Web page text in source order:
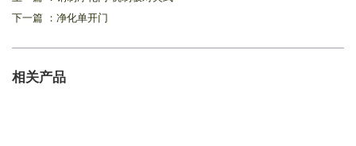
下一篇 ： 净化单开门
相关产品